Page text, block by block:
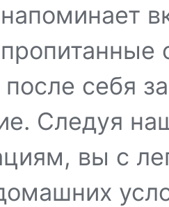
напоминает
пропитанные
себя
Следуя
вы с